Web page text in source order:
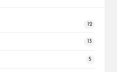
12
13
5